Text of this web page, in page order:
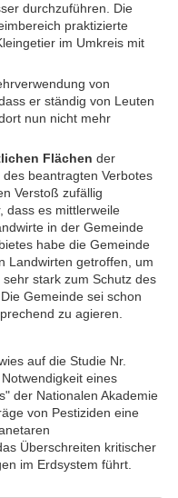
durchzuführen. Die
praktizierte
im Umkreis mit
von
er ständig von Leuten
nun nicht mehr
Flächen der
beantragten Verbotes
Verstoß zufällig
dass es mittlerweile
in der Gemeinde
habe die Gemeinde
Landwirten getroffen, um
stark zum Schutz des
Gemeinde sei schon
zu agieren.
auf die Studie Nr.
eines
der Nationalen Akademie
von Pestiziden eine
Überschreiten kritischer
im Erdsystem führt.